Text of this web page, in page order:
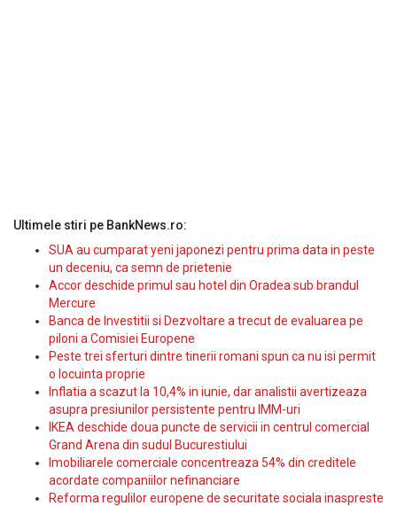
Ultimele stiri pe BankNews.ro:
SUA au cumparat yeni japonezi pentru prima data in peste
un deceniu, ca semn de prietenie
Accor deschide primul sau hotel din Oradea sub brandul
Mercure
Banca de Investitii si Dezvoltare a trecut de evaluarea pe
piloni a Comisiei Europene
Peste trei sferturi dintre tinerii romani spun ca nu isi permit
o locuinta proprie
Inflatia a scazut la 10,4% in iunie, dar analistii avertizeaza
asupra presiunilor persistente pentru IMM-uri
IKEA deschide doua puncte de servicii in centrul comercial
Grand Arena din sudul Bucurestiului
Imobiliarele comerciale concentreaza 54% din creditele
acordate companiilor nefinanciare
Reforma regulilor europene de securitate sociala inaspreste